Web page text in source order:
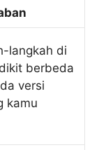
langkah di
berbeda
versi
kamu